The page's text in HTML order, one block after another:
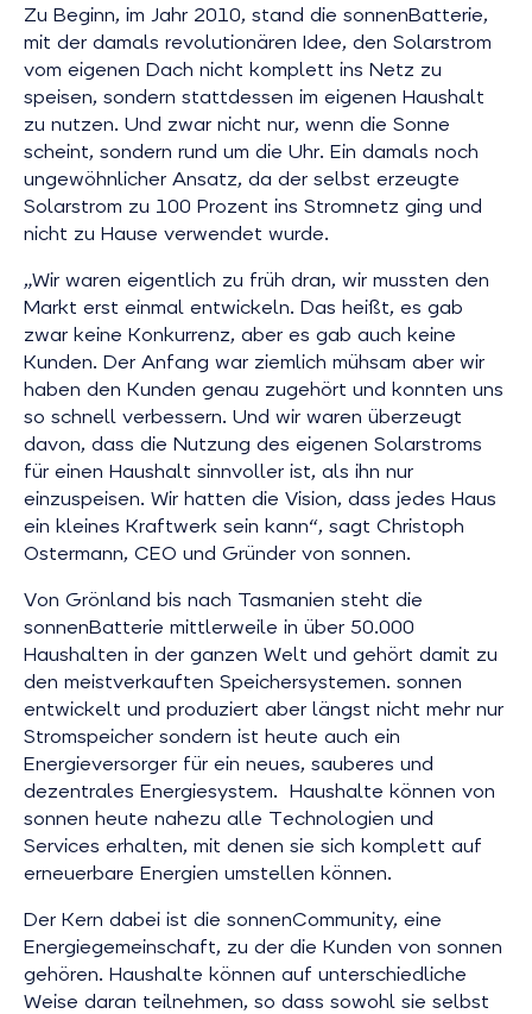
Zu Beginn, im Jahr 2010, stand die sonnenBatterie,
mit der damals revolutionären Idee, den Solarstrom
vom eigenen Dach nicht komplett ins Netz zu
speisen, sondern stattdessen im eigenen Haushalt
zu nutzen. Und zwar nicht nur, wenn die Sonne
scheint, sondern rund um die Uhr. Ein damals noch
ungewöhnlicher Ansatz, da der selbst erzeugte
Solarstrom zu 100 Prozent ins Stromnetz ging und
nicht zu Hause verwendet wurde.
„Wir waren eigentlich zu früh dran, wir mussten den
Markt erst einmal entwickeln. Das heißt, es gab
zwar keine Konkurrenz, aber es gab auch keine
Kunden. Der Anfang war ziemlich mühsam aber wir
haben den Kunden genau zugehört und konnten uns
so schnell verbessern. Und wir waren überzeugt
davon, dass die Nutzung des eigenen Solarstroms
für einen Haushalt sinnvoller ist, als ihn nur
einzuspeisen. Wir hatten die Vision, dass jedes Haus
ein kleines Kraftwerk sein kann“, sagt Christoph
Ostermann, CEO und Gründer von sonnen.
Von Grönland bis nach Tasmanien steht die
sonnenBatterie mittlerweile in über 50.000
Haushalten in der ganzen Welt und gehört damit zu
den meistverkauften Speichersystemen. sonnen
entwickelt und produziert aber längst nicht mehr nur
Stromspeicher sondern ist heute auch ein
Energieversorger für ein neues, sauberes und
dezentrales Energiesystem. Haushalte können von
sonnen heute nahezu alle Technologien und
Services erhalten, mit denen sie sich komplett auf
erneuerbare Energien umstellen können.
Der Kern dabei ist die sonnenCommunity, eine
Energiegemeinschaft, zu der die Kunden von sonnen
gehören. Haushalte können auf unterschiedliche
Weise daran teilnehmen, so dass sowohl sie selbst